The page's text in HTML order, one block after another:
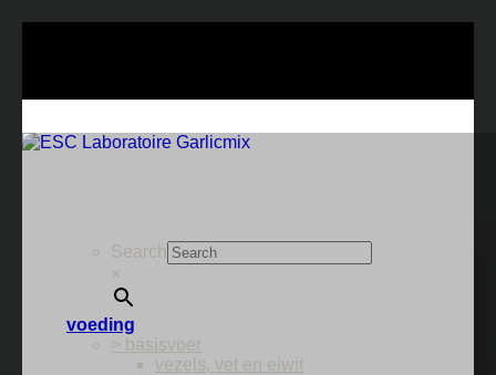
Search
×
voeding
> basisvoer
vezels, vet en eiwit